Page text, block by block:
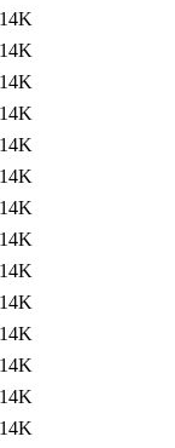
14K
14K
14K
14K
14K
14K
14K
14K
14K
14K
14K
14K
14K
14K